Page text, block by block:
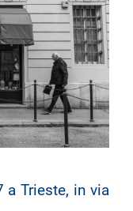
a Trieste, in via